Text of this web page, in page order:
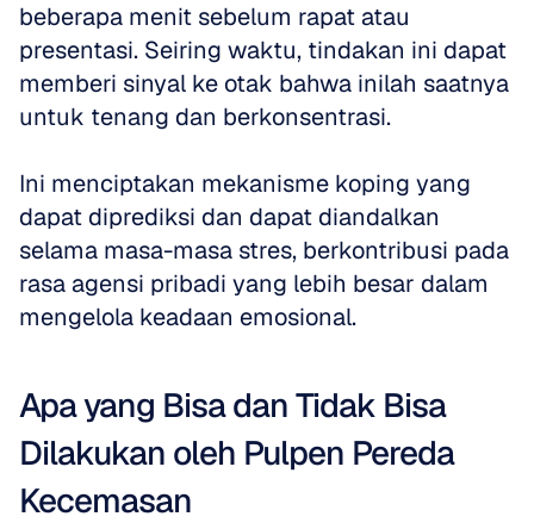
beberapa menit sebelum rapat atau
presentasi. Seiring waktu, tindakan ini dapat
memberi sinyal ke otak bahwa inilah saatnya
untuk tenang dan berkonsentrasi.
Ini menciptakan mekanisme koping yang
dapat diprediksi dan dapat diandalkan
selama masa-masa stres, berkontribusi pada
rasa agensi pribadi yang lebih besar dalam
mengelola keadaan emosional.
Apa yang Bisa dan Tidak Bisa
Dilakukan oleh Pulpen Pereda
Kecemasan